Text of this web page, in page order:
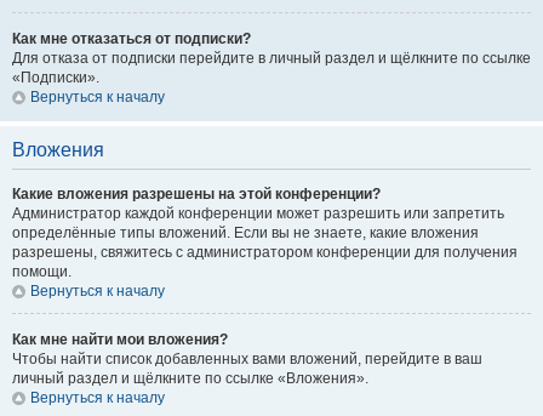
Как мне отказаться от подписки?
Для отказа от подписки перейдите в личный раздел и щёлкните по ссылке
«Подписки».
Вернуться к началу
Вложения
Какие вложения разрешены на этой конференции?
Администратор каждой конференции может разрешить или запретить
определённые типы вложений. Если вы не знаете, какие вложения
разрешены, свяжитесь с администратором конференции для получения
помощи.
Вернуться к началу
Как мне найти мои вложения?
Чтобы найти список добавленных вами вложений, перейдите в ваш
личный раздел и щёлкните по ссылке «Вложения».
Вернуться к началу